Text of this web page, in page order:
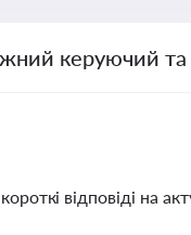
керуючий та
відповіді на